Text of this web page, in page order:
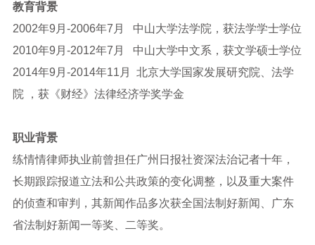
教育背景
2002年9月-2006年7月 中山大学法学院，获法学学士学位
2010年9月-2012年7月 中山大学中文系，获文学硕士学位
2014年9月-2014年11月 北京大学国家发展研究院、法学
院 ，获《财经》法律经济学奖学金
职业背景
练情情律师执业前曾担任广州日报社资深法治记者十年，
长期跟踪报道立法和公共政策的变化调整，以及重大案件
的侦查和审判，其新闻作品多次获全国法制好新闻、广东
省法制好新闻一等奖、二等奖。